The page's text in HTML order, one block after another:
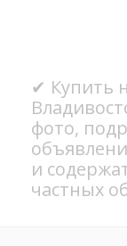
✔ Купить
фото,
и
частных